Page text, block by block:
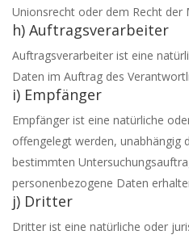
Unionsrecht oder dem Recht der
h) Auftragsverarbeiter
Auftragsverarbeiter ist eine
Daten im Auftrag des
i) Empfänger
Empfänger ist eine natürliche
offengelegt werden, unabhängig
bestimmten
personenbezogene Daten
j) Dritter
Dritter ist eine natürliche oder